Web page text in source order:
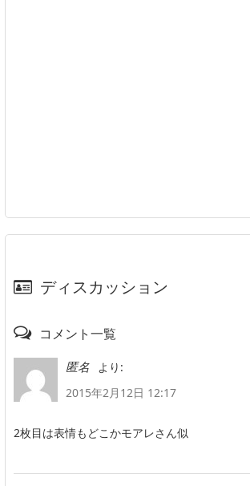
ディスカッション
コメント一覧
匿名
より:
2015年2月12日 12:17
2枚目は表情もどこかモアレさん似